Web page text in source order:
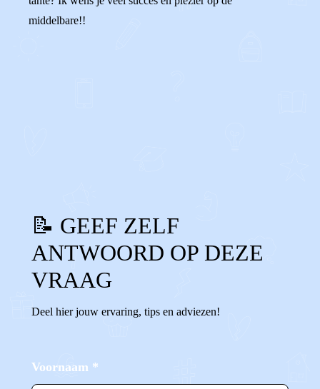
middelbare!!
📝 GEEF ZELF
ANTWOORD OP DEZE
VRAAG
Deel hier jouw ervaring, tips en adviezen!
Voornaam *